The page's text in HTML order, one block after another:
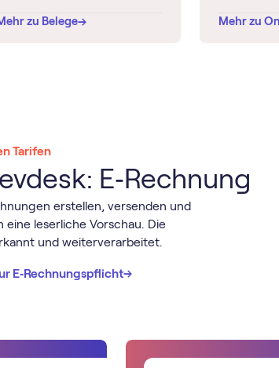
zu Belege→
→ Mehr zu
Tarifen
E‑Rechnung
erstellen, versenden und
leserliche Vorschau. Die
und weiterverarbeitet.
E‑Rechnungspflicht→
→